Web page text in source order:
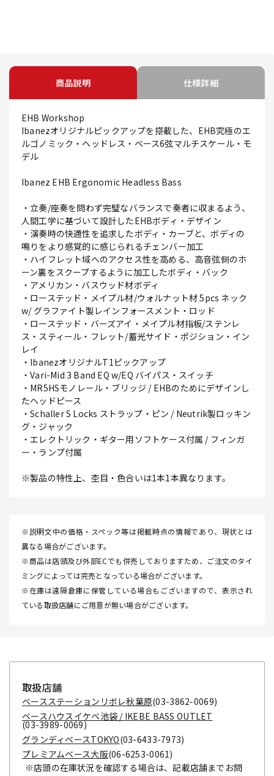
商品説明 仕様詳細
EHB Workshop
Ibanezオリジナルピックアップを搭載した、EHB究極のエ
ルゴノミック・ヘッドレス・ベース6弦マルチスケール・モ
デル
Ibanez EHB Ergonomic Headless Bass
・立奏/座奏を問わず完璧なバランスで奏者に収まるよう、
人間工学に基づいて設計したEHBボディ・デザイン
・演奏時の快適性を追求したボディ・カーブと、ボディの
鳴りをより感覚的に感じられるチェンバー加工
・ハイフレット域へのアクセス性を高める、高音弦側のホ
ーン裏をスクープするように加工したボディ・バック
・アメリカン・バスウッド材ボディ
・ローステッド・メイプル材/ウォルナット材 5pcs ネック
w/ グラファイト製レインフォースメント・ロッド
・ローステッド・バーズアイ・メイプル材指板/ステンレ
ス・スティール・フレット/蓄光サイド・ポジション・イン
レイ
・IbanezオリジナルT1ピックアップ
・Vari-Mid 3 Band EQ w/EQ バイパス・スイッチ
・MR5HSモノレール・ブリッジ / EHBのためにデザインし
たヘッドピース
・Schaller S Locks ストラップ・ピン / Neutrik製ロッキン
グ・ジャック
・エレクトリック・ギター用ソフトケース付属 / フィンガ
ー・ランプ付属
※製品の特性上、杢目・色合いは1本1本異なります。
※説明文中の価格・スペック等は掲載時点の情報であり、現状とは
異なる場合がございます。
※商品は店頭及び外部ECでも併売しておりますため、ご注文のタイ
ミングによっては完売となっている場合がございます。
※在庫は遠隔倉庫に保管している場合もございますので、表示され
ている取扱店舗にご用意が無い場合がございます。
取扱店舗
ベースステーションリボレ秋葉原(03-3862-0069)
ベースハウスイケベ池袋 / IKEBE BASS OUTLET
(03-3989-0069)
グランディベースTOKYO(03-6433-7973)
プレミアムベース大阪(06-6253-0061)
※店頭の在庫状況を確認する場合は、記載店舗までお問